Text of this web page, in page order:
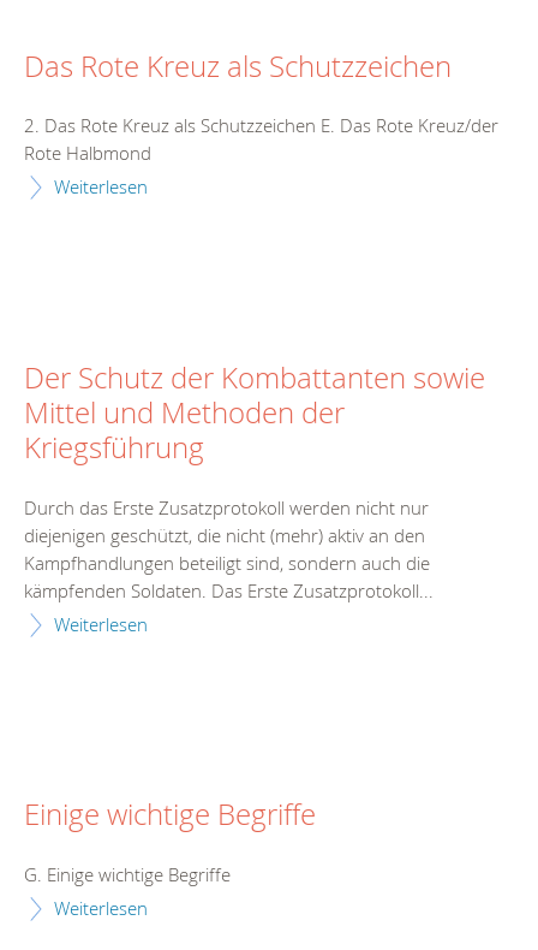
Das Rote Kreuz als Schutzzeichen
2. Das Rote Kreuz als Schutzzeichen E. Das Rote Kreuz/der
Rote Halbmond
Weiterlesen
Der Schutz der Kombattanten sowie
Mittel und Methoden der
Kriegsführung
Durch das Erste Zusatzprotokoll werden nicht nur
diejenigen geschützt, die nicht (mehr) aktiv an den
Kampfhandlungen beteiligt sind, sondern auch die
kämpfenden Soldaten. Das Erste Zusatzprotokoll...
Weiterlesen
Einige wichtige Begriffe
G. Einige wichtige Begriffe
Weiterlesen